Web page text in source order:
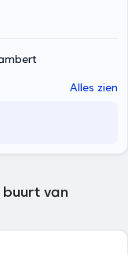
Alles zien
van